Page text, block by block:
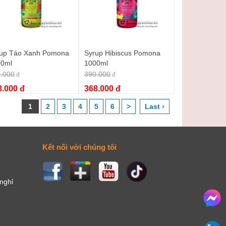
Táo Xanh Pomona
đ
đ
Syrup Hibiscus Pomona
1000ml
390.000 đ
368.000 đ
1 2 3 4 5 6 > Last ›
Kết nối với chúng tôi